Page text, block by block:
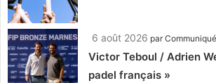
6 août 2026 par
Victor Teboul / Adrien
padel français »